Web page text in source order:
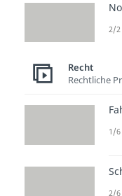
4
2/2
Recht
Rechtliche
1/6
2/6